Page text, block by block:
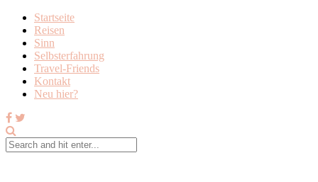
Startseite
Reisen
Sinn
Selbsterfahrung
Travel-Friends
Kontakt
Neu hier?